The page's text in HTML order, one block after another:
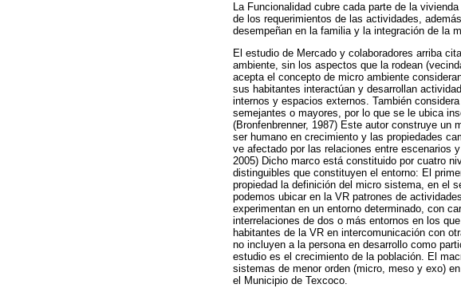
La Funcionalidad cubre cada parte de la
de los requerimientos de las actividades,
desempeñan en la familia y la integración de la
El estudio de Mercado y colaboradores arriba
ambiente, sin los aspectos que la rodean
acepta el concepto de micro ambiente
sus habitantes interactúan y desarrollan
internos y espacios externos. También
semejantes o mayores, por lo que se le ubica
(Bronfenbrenner, 1987) Este autor construye un
ser humano en crecimiento y las propiedades
ve afectado por las relaciones entre escenarios
2005) Dicho marco está constituido por cuatro
distinguibles que constituyen el entorno: El
propiedad la definición del micro sistema, en el
podemos ubicar en la VR patrones de
experimentan en un entorno determinado, con
interrelaciones de dos o más entornos en los
habitantes de la VR en intercomunicación con
no incluyen a la persona en desarrollo como
estudio es el crecimiento de la población. El
sistemas de menor orden (micro, meso y exo)
el Municipio de Texcoco.